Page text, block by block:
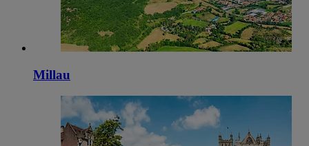
Millau